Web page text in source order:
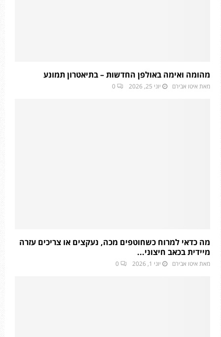
מהומה ואימה באולפן החדשות – בתיאטרון תמונע
מאת איטו אבירם יוני 25, 2026 0
מה כדאי למרוח כשחוטפים מכה, נעקצים או צריכים עזרה
מיידית בכאב חיצוני...
מאת איטו אבירם יוני 1, 2026 0